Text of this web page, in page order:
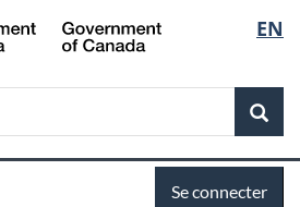
Passer
au
Passer
à
du
Passer
au
section
Passer
à
simplifiée
de
la
EN
Se connecter